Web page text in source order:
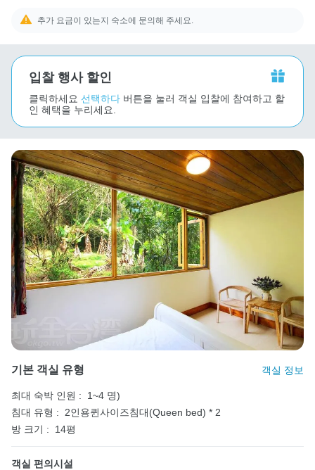
추가 요금이 있는지 숙소에 문의해 주세요.
입찰 행사 할인
클릭하세요 선택하다 버튼을 눌러 객실 입찰에 참여하고 할
인 혜택을 누리세요.
기본 객실 유형 객실 정보
최대 숙박 인원 :
1~4 명)
침대 유형 :
2인용퀸사이즈침대(Queen bed) * 2
방 크기 :
14평
객실 편의시설